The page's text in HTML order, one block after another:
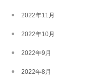
2022年11月
2022年10月
2022年9月
2022年8月